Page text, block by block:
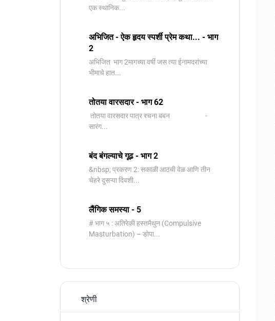
एक स्थानिक...
अभिजित - ऐक हृदय स्पर्शी प्रेम कथा... - भाग
2
️अभिजित ️ भाग 2मागच्या वर्षी जस त्या ईनामदरांच्या
भीमाचे हात...
तोतया वारसदार - भाग 62
तोतया वारसदार पात्र रचना बबन -
सारंग...
बंद बंगल्याचे गूढ - भाग 2
&nbsp; प्रकरण 2: सकाळी आठची वेळ आणि तीन
चेहरे दुसऱ्या दिवशी...
लैंगिक समस्या - 5
# भाग ५ : अतिरेकी हस्तमैथुन (Compulsive
Masturbation) – डोपा...
श्रेणी